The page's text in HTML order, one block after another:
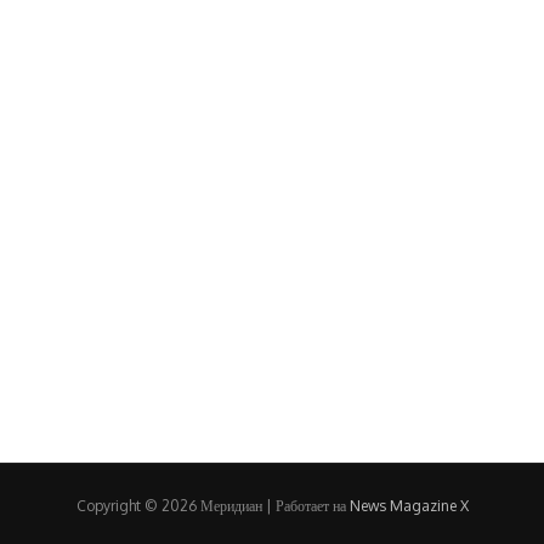
Copyright © 2026 Меридиан | Работает на News Magazine X